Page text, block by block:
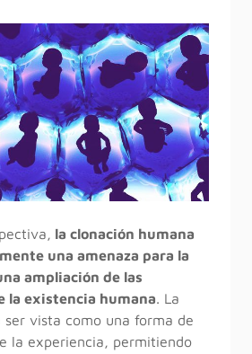
la clonación humana
una amenaza para la
ampliación de las
la existencia humana. La
ser vista como una forma de
la experiencia, permitiendo